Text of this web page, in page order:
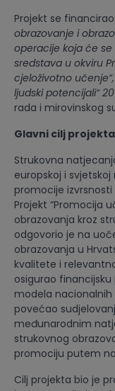
Projekt se
obrazovanje i
operacije koja će
sredstava u okviru
cjeloživotno učenje“
ljudski potencijali“
rada i mirovinskog
Glavni cilj projekta
Strukovna
europskoj i
promocije
Projekt “Promocija
obrazovanja kroz
odgovorio je na
obrazovanja u
kvalitete i
osigurao
modela
povećao
međunarodnim
strukovnog
promociju putem
Cilj projekta bio je